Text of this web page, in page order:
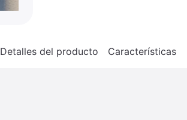
Detalles del producto Características